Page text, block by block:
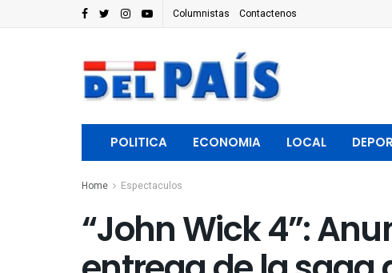
Columnistas Contactenos
POLITICA ECONOMIA LOCAL
Home Espectaculos
“John Wick 4”: